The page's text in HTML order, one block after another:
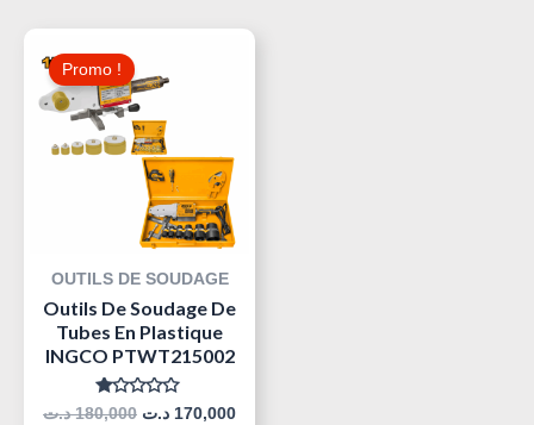
Promo !
OUTILS DE SOUDAGE
Outils De Soudage De
Tubes En Plastique
INGCO PTWT215002
Note
180,000 د.ت
Initial
170,000 د.ت
Le